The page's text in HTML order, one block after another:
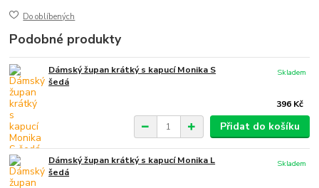
Do oblíbených
Podobné produkty
Dámský župan krátký s kapucí Monika S
šedá
396 Kč
Skladem
Přidat do košíku
Dámský župan krátký s kapucí Monika L
šedá
Skladem